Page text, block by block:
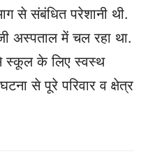
से संबंधित परेशानी थी.
अस्पताल में चल रहा था.
स्कूल के लिए स्वस्थ
से पूरे परिवार व क्षेत्र